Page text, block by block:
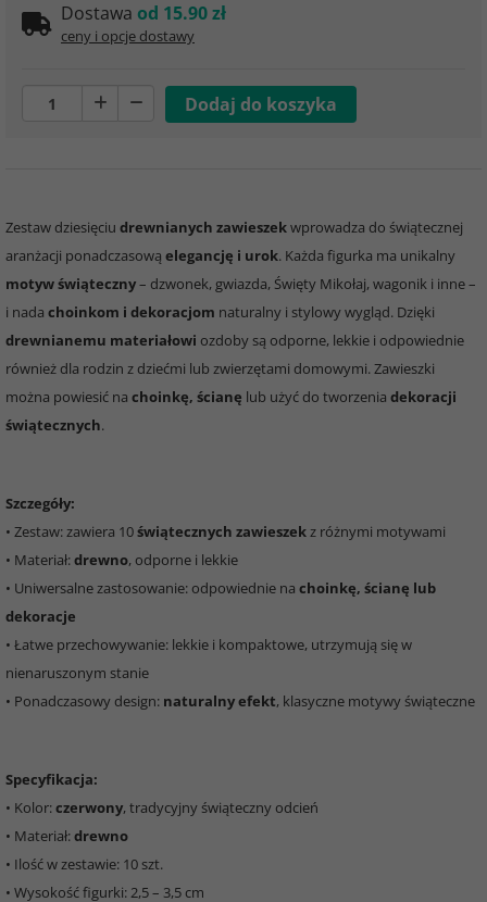
Dostawa od 15.90 zł
ceny i opcje dostawy
Zestaw dziesięciu drewnianych zawieszekwprowadza do świątecznej
aranżacji ponadczasową elegancję i urok. Każda figurka ma unikalny
motyw świąteczny– dzwonek, gwiazda, Święty Mikołaj, wagonik i inne –
i nada choinkom i dekoracjom naturalny i stylowy wygląd. Dzięki
drewnianemu materiałowi ozdoby są odporne, lekkie i odpowiednie
również dla rodzin z dziećmi lub zwierzętami domowymi. Zawieszki
można powiesić na choinkę, ścianę lub użyć do tworzenia dekoracji
świątecznych.
Szczegóły:
• Zestaw: zawiera 10świątecznych zawieszekz różnymi motywami
• Materiał:drewno, odporne i lekkie
• Uniwersalne zastosowanie: odpowiednie na choinkę, ścianę lub
dekoracje
• Łatwe przechowywanie: lekkie i kompaktowe, utrzymują się w
nienaruszonym stanie
• Ponadczasowy design: naturalny efekt, klasyczne motywy świąteczne
Specyfikacja:
• Kolor:czerwony, tradycyjny świąteczny odcień
• Materiał:drewno
• Ilość w zestawie: 10 szt.
• Wysokość figurki: 2,5 – 3,5 cm